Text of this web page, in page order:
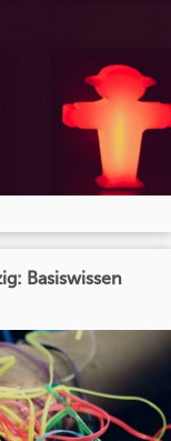
Basiswissen